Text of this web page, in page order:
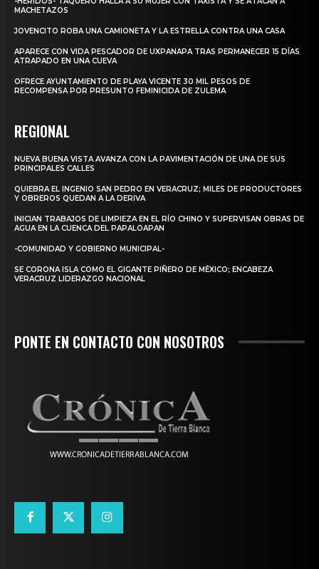
MACHETAZOS
JOVENCITO ROBA UNA CAMIONETA Y LA ESTRELLA CONTRA UNA CASA
APARECE CON VIDA PESCADOR DE UXPANAPA TRAS PERMANECER 15 DÍAS
ATRAPADO EN UNA CUEVA
OFRECE AYUNTAMIENTO DE PLAYA VICENTE 30 MIL PESOS DE
RECOMPENSA POR PRESUNTO FEMINICIDA DE ZULEMA
REGIONAL
NUEVA BUENA VISTA AVANZA CON LA PAVIMENTACIÓN DE UNA DE SUS
PRINCIPALES CALLES
QUIEBRA EL INGENIO SAN PEDRO EN VERACRUZ; MILES DE PRODUCTORES
Y OBREROS QUEDAN A LA DERIVA
INICIAN TRABAJOS DE LIMPIEZA EN EL RÍO CHINO Y SUPERVISAN OBRAS DE
AGUA EN LA CUENCA DEL PAPALOAPAN
-COMUNIDAD Y GOBIERNO MUNICIPAL-
SE CORONA ISLA COMO EL GIGANTE PIÑERO DE MÉXICO; ENCABEZA
VERACRUZ LIDERAZGO NACIONAL
PONTE EN CONTACTO CON NOSOTROS